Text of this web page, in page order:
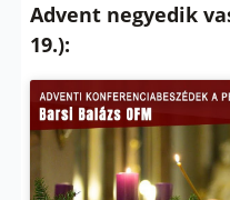
Advent negyedik
19.):